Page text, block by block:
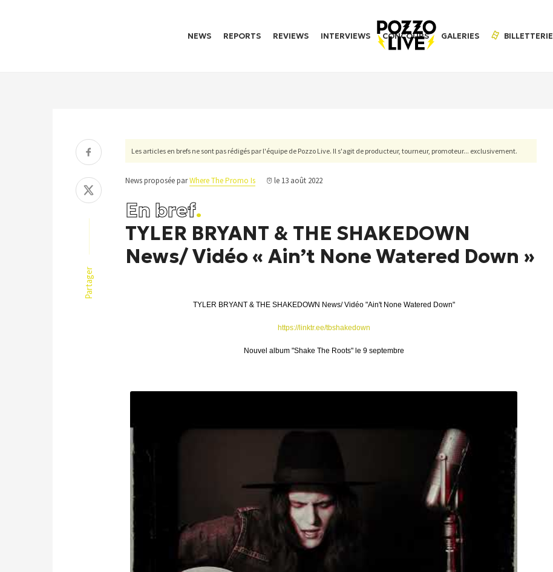
NEWS REPORTS REVIEWS INTERVIEWS CONCOURS GALERIES BILLETTERIE
Partager
Les articles en brefs ne sont pas rédigés par l'équipe de Pozzo Live. Il s'agit de producteur, tourneur, promoteur... exclusivement.
News proposée parWhere The Promo Is le 13 août 2022
En bref.
TYLER BRYANT & THE SHAKEDOWN
News/ Vidéo « Ain’t None Watered Down »
TYLER BRYANT & THE SHAKEDOWN News/ Vidéo "Ain't None Watered Down"
https://linktr.ee/tbshakedown
Nouvel album "Shake The Roots" le 9 septembre